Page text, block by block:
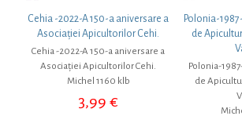
Cehia -2022-A 150-a aniversare a
Asociației Apicultorilor Cehi.
Cehia -2022-A 150-a aniversare a
Asociației Apicultorilor Cehi.
Michel 1160 klb
3,99€
Polonia-
de
Polonia-
de